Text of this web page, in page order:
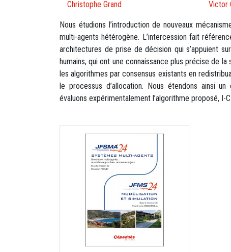
Christophe Grand Victor
Nous étudions l’introduction de nouveaux
multi-agents hétérogène. L’intercession fait
architectures de prise de décision qui s’appuient
humains, qui ont une connaissance plus précise de
les algorithmes par consensus existants en
le processus d’allocation. Nous étendons ainsi
évaluons expérimentalement l’algorithme proposé, I-